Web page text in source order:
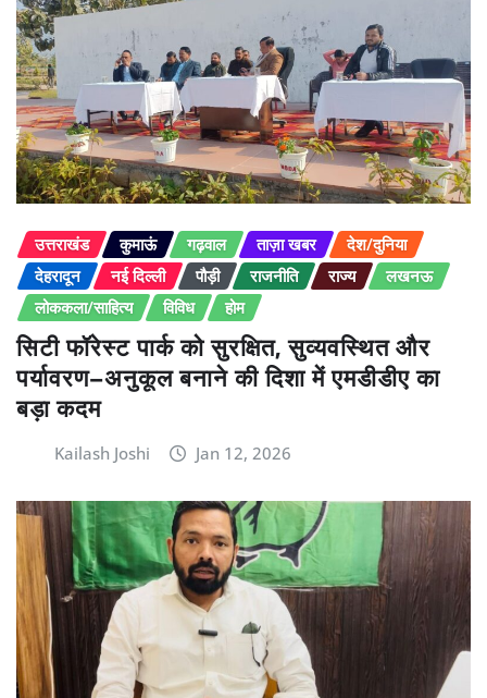
उत्तराखंड कुमाऊं गढ़वाल ताज़ा खबर
देश/दुनिया
देहरादून
नई दिल्ली पौड़ी राजनीति राज्य
लखनऊ
लोककला/साहित्य
विविध होम
सिटी फॉरेस्ट पार्क को सुरक्षित, सुव्यवस्थित और
पर्यावरण–अनुकूल बनाने की दिशा में एमडीडीए का
बड़ा कदम
Kailash Joshi Jan 12, 2026